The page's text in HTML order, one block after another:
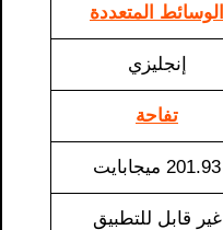
الوسائط المتعددة
إنجليزي
تفاحة
201.93 ميجابايت
غير قابل للتطبيق